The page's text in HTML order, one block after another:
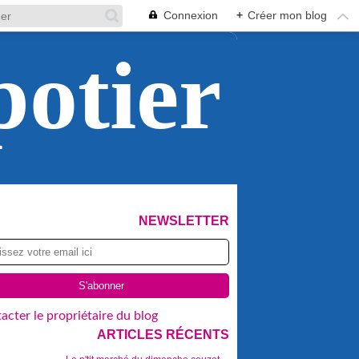
Connexion + Créer mon blog
NEWSLETTER
le propriétaire du blog
ARTICLES RÉCENTS